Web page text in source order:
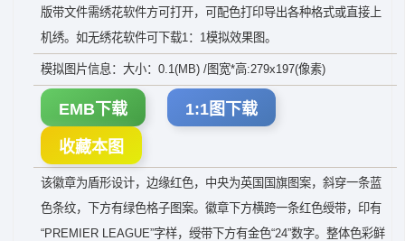
版带文件需绣花软件方可打开，可配色打印导出各种格式或直接上
机绣。如无绣花软件可下载1：1模拟效果图。
模拟图片信息：大小：0.1(MB) /图宽*高:279x197(像素)
EMB下载 1:1图下载
收藏本图
该徽章为盾形设计，边缘红色，中央为英国国旗图案，斜穿一条蓝
色条纹，下方有绿色格子图案。徽章下方横跨一条红色绶带，印有
“PREMIER LEAGUE”字样，绶带下方有金色“24”数字。整体色彩鲜